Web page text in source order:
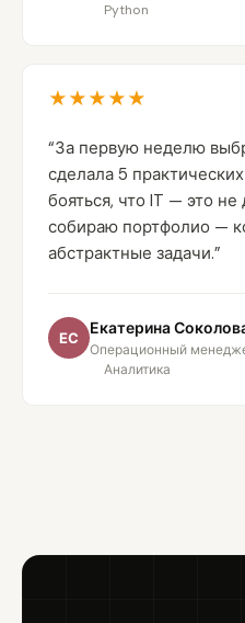
Python
★★★★★
“За первую неделю
сделала 5
бояться, что IT — это
собираю портфолио —
абстрактные задачи.”
ЕС Екатерина
Операционный
Аналитика